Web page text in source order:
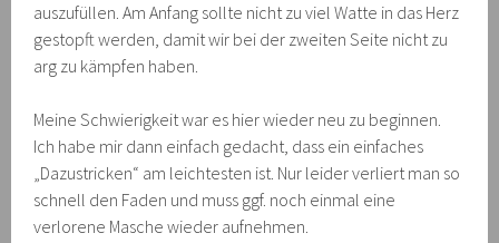
auszufüllen. Am Anfang sollte nicht zu viel Watte in das Herz
gestopft werden, damit wir bei der zweiten Seite nicht zu
arg zu kämpfen haben.
Meine Schwierigkeit war es hier wieder neu zu beginnen.
Ich habe mir dann einfach gedacht, dass ein einfaches
„Dazustricken“ am leichtesten ist. Nur leider verliert man so
schnell den Faden und muss ggf. noch einmal eine
verlorene Masche wieder aufnehmen.